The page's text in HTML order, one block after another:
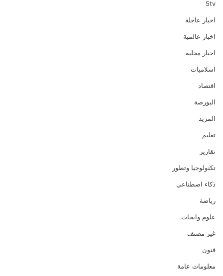
5tv
اخبار عاجلة
اخبار عالمية
اخبار محلية
اسلاميات
اقتصاد
البورصة
المزيد
تعليم
تقارير
تكنولوجيا وتطور
ذكاء اصطناعي
رياضة
علوم وابحاث
غير مصنف
فنون
معلومات عامة